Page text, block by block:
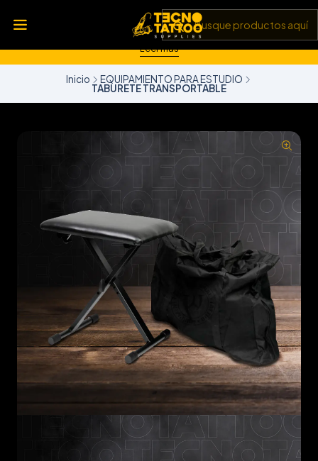
💥 Insumos, máquinas y tecnología de punta 💻 Todo lo que
necesitas para llevar tu arte al siguiente nivel 🎨 Calidad garantizada
Leer más
Inicio EQUIPAMIENTO PARA ESTUDIO
TABURETE TRANSPORTABLE